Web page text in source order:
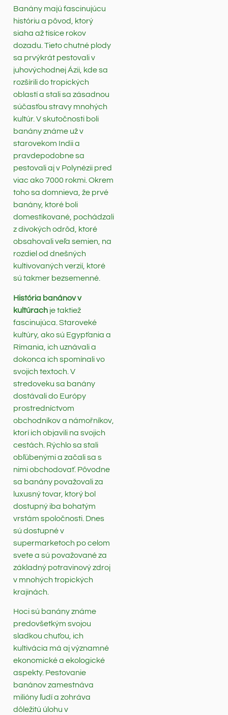
Banány majú fascinujúcu
históriu a pôvod, ktorý
siaha až tisíce rokov
dozadu. Tieto chutné plody
sa prvýkrát pestovali v
juhovýchodnej Ázii, kde sa
rozšírili do tropických
oblastí a stali sa zásadnou
súčasťou stravy mnohých
kultúr. V skutočnosti boli
banány známe už v
starovekom Indii a
pravdepodobne sa
pestovali aj v Polynézii pred
viac ako 7000 rokmi. Okrem
toho sa domnieva, že prvé
banány, ktoré boli
domestikované, pochádzali
z divokých odrôd, ktoré
obsahovali veľa semien, na
rozdiel od dnešných
kultivovaných verzií, ktoré
sú takmer bezsemenné.
História banánov v
kultúrach je taktiež
fascinujúca. Staroveké
kultúry, ako sú Egypťania a
Rímania, ich uznávali a
dokonca ich spomínali vo
svojich textoch. V
stredoveku sa banány
dostávali do Európy
prostredníctvom
obchodníkov a námořníkov,
ktorí ich objavili na svojich
cestách. Rýchlo sa stali
obľúbenými a začali sa s
nimi obchodovať. Pôvodne
sa banány považovali za
luxusný tovar, ktorý bol
dostupný iba bohatým
vrstám spoločnosti. Dnes
sú dostupné v
supermarketoch po celom
svete a sú považované za
základný potravinový zdroj
v mnohých tropických
krajinách.
Hoci sú banány známe
predovšetkým svojou
sladkou chuťou, ich
kultivácia má aj významné
ekonomické a ekologické
aspekty. Pestovanie
banánov zamestnáva
milióny ľudí a zohráva
dôležitú úlohu v